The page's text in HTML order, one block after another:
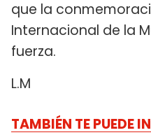
que la
Internacional de la
fuerza.
L.M
TAMBIÉN TE PUEDE